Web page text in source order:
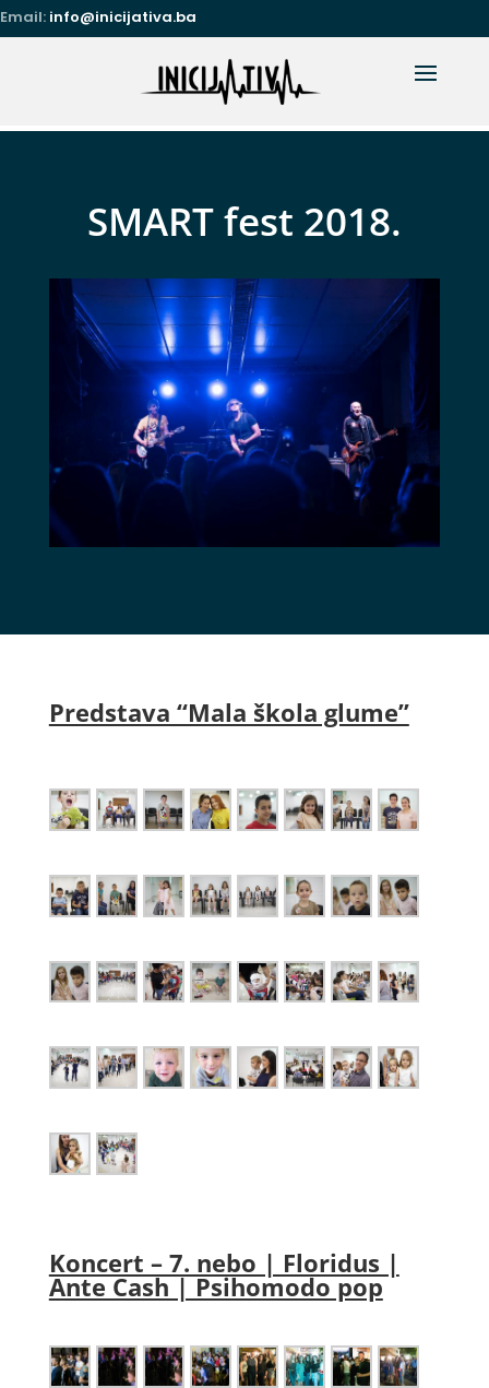
Email: info@inicijativa.ba
SMART fest 2018.
Predstava “Mala škola glume”
Koncert – 7. nebo | Floridus |
Ante Cash | Psihomodo pop